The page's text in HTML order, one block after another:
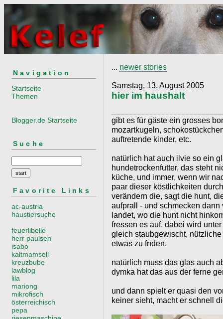
Navigation
Startseite
Themen
Blogger.de Startseite
Suche
Favorite Links
ac-austria
haustiersuche
feuerlibelle
herr paulsen
isabo
kaltmamsell
kreuzbube
lawblog
lila
mariong
mikrofisch
österreichisch
pepa
... newer stories
Samstag, 13. August 2005
hier im haushalt
gibt es für gäste ein grosses
mozartkugeln,
auftretende kinder, etc.
natürlich hat auch ilvie so ein
hundetrockenfutter, das steht
küche, und immer, wenn wir
paar dieser köstlichkeiten
verändern die, sagt die hunt,
aufprall - und schmecken
landet, wo die hunt nicht
fressen es auf. dabei wird
gleich staubgewischt,
etwas zu fnden.
natürlich muss das glas auch
dymka hat das aus der ferne
und dann spielt er quasi den
keiner sieht, macht er schnell